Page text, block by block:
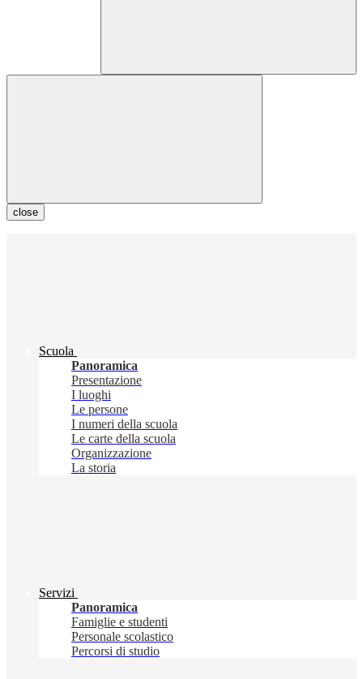
close
Scuola
Panoramica
Presentazione
I luoghi
Le persone
I numeri della scuola
Le carte della scuola
Organizzazione
La storia
Servizi
Panoramica
Famiglie e studenti
Personale scolastico
Percorsi di studio